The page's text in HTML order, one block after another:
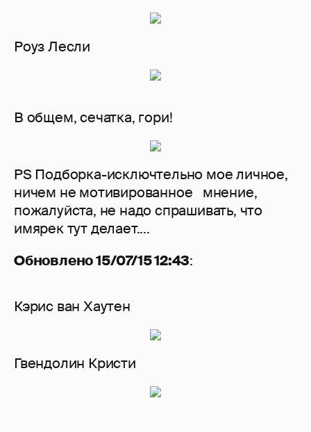
Роуз Лесли
В общем, сечатка, гори!
PS Подборка-исключтельно мое личное,
ничем не мотивированное мнение,
пожалуйста, не надо спрашивать, что
имярек тут делает....
Обновлено 15/07/15 12:43:
Кэрис ван Хаутен
Гвендолин Кристи